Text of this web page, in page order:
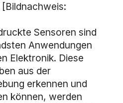
Sensoren sind
Anwendungen
Elektronik. Diese
aus der
erkennen und
können, werden